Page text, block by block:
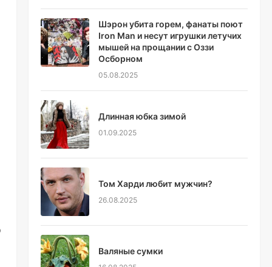
Шэрон убита горем, фанаты поют
Iron Man и несут игрушки летучих
мышей на прощании с Оззи
Осборном
05.08.2025
Длинная юбка зимой
01.09.2025
Том Харди любит мужчин?
26.08.2025
Валяные сумки